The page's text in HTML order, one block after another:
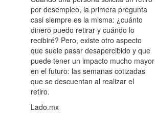
por desempleo, la primera pregunta
casi siempre es la misma: ¿cuánto
dinero puedo retirar y cuándo lo
recibiré? Pero, existe otro aspecto
que suele pasar desapercibido y que
puede tener un impacto mucho mayor
en el futuro: las semanas cotizadas
que se descuentan al realizar el
retiro.
Lado.mx